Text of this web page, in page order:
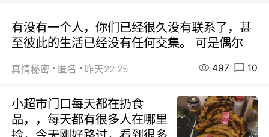
有没有一个人，你们已经很久没有联系了，甚
至彼此的生活已经没有任何交集。 可是偶尔
真情秘密 匿名 昨天22:25 497 10
小超市门口每天都在扔食
品，，每天都有很多人在哪里